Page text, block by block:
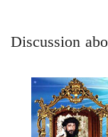
Discussion